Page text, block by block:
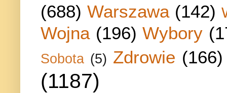
(688) Warszawa (142)
Wojna (196) Wybory
Sobota (5) Zdrowie (166)
(1187)